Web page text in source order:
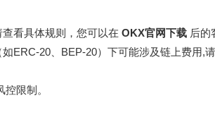
看具体规则，您可以在 OKX官网下载 后的
ERC-20、BEP-20）下可能涉及链上费用,
限制。